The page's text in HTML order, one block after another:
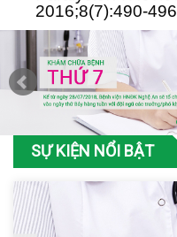
2016;8(7):490-496.
SỰ KIỆN NỔI BẬT